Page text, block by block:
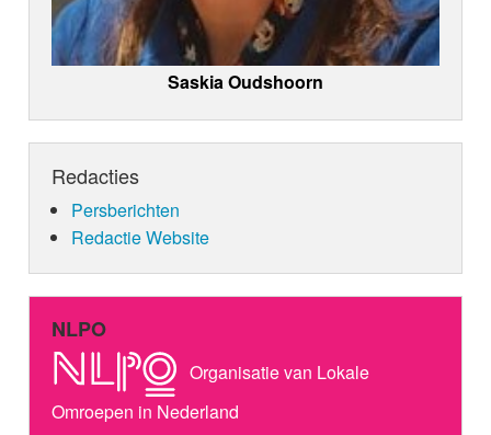
Saskia Oudshoorn
Redacties
Persberichten
Redactie Website
NLPO
Organisatie van Lokale
Omroepen in Nederland